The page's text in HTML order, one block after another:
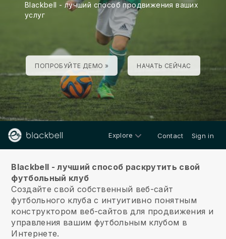
Blackbell - лучший способ продвижения ваших
услуг
ПОПРОБУЙТЕ ДЕМО » НАЧАТЬ СЕЙЧАС
Explore Contact Sign in
Blackbell - лучший способ раскрутить свой
футбольный клуб
Создайте свой собственный веб-сайт
футбольного клуба с интуитивно понятным
конструктором веб-сайтов для продвижения и
управления вашим футбольным клубом в
Интернете.